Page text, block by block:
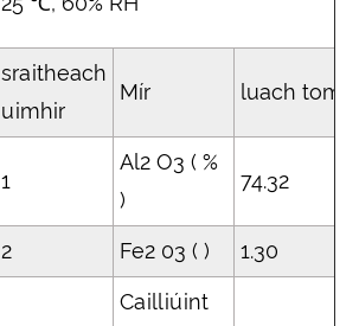
sraitheach
uimhir
Mír luach
1
Al2 O3 ( %
)
74.32
2 Fe2 03 ( ) 1.30
Cailliúint